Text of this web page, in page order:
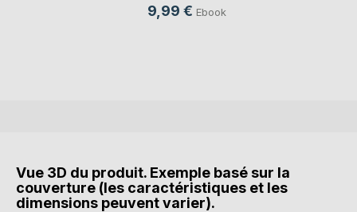
9,99 € Ebook
Vue 3D du produit. Exemple basé sur la
couverture (les caractéristiques et les
dimensions peuvent varier).